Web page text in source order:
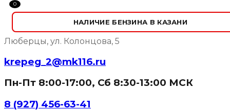
0
НАЛИЧИЕ БЕНЗИНА В КАЗАНИ
Люберцы, ул. Колонцова, 5
krepeg_2@mk116.ru
Пн-Пт 8:00-17:00, Сб 8:30-13:00 МСК
8 (927) 456-63-41